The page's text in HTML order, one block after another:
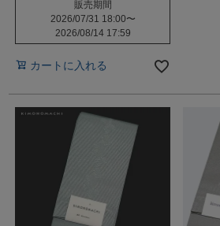
販売期間
2026/07/31 18:00〜
2026/08/14 17:59
カートに入れる